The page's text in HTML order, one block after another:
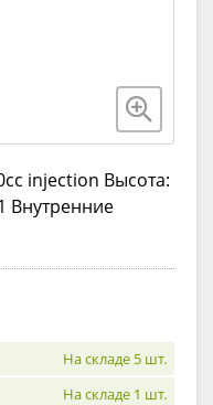
injection Высота:
Внутренние
На складе 5 шт.
На складе 1 шт.